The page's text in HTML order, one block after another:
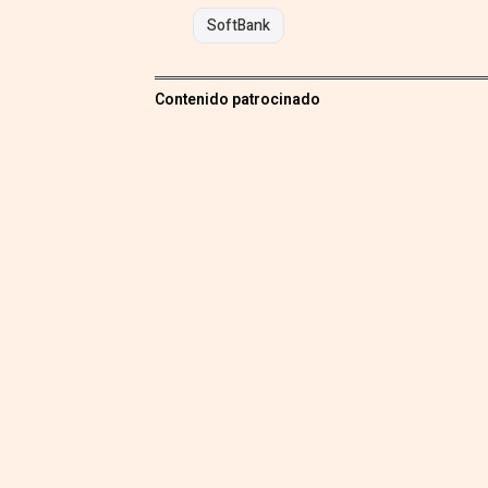
SoftBank
Contenido patrocinado